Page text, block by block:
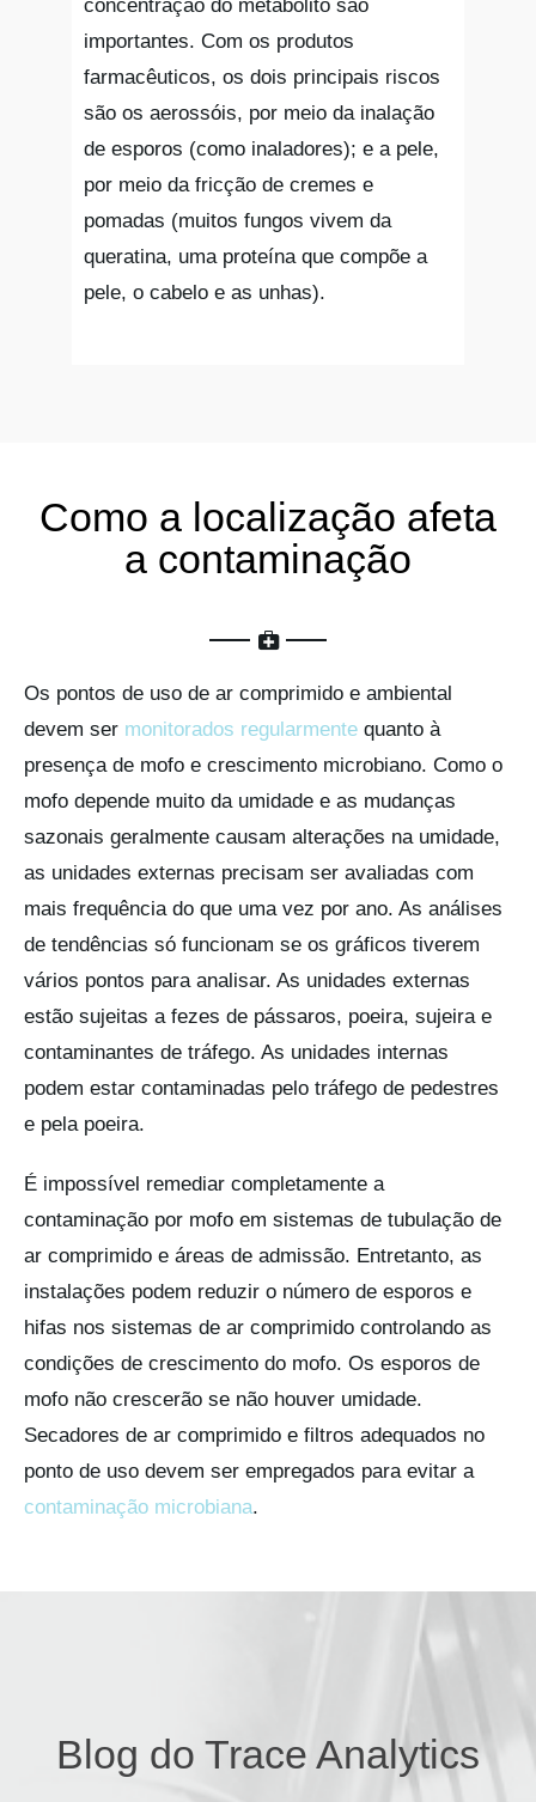
concentração do metabólito são
importantes. Com os produtos
farmacêuticos, os dois principais riscos
são os aerossóis, por meio da inalação
de esporos (como inaladores); e a pele,
por meio da fricção de cremes e
pomadas (muitos fungos vivem da
queratina, uma proteína que compõe a
pele, o cabelo e as unhas).
Como a localização afeta
a contaminação
Os pontos de uso de ar comprimido e ambiental
devem ser monitorados regularmentequanto à
presença de mofo e crescimento microbiano. Como o
mofo depende muito da umidade e as mudanças
sazonais geralmente causam alterações na umidade,
as unidades externas precisam ser avaliadas com
mais frequência do que uma vez por ano. As análises
de tendências só funcionam se os gráficos tiverem
vários pontos para analisar. As unidades externas
estão sujeitas a fezes de pássaros, poeira, sujeira e
contaminantes de tráfego. As unidades internas
podem estar contaminadas pelo tráfego de pedestres
e pela poeira.
É impossível remediar completamente a
contaminação por mofo em sistemas de tubulação de
ar comprimido e áreas de admissão. Entretanto, as
instalações podem reduzir o número de esporos e
hifas nos sistemas de ar comprimido controlando as
condições de crescimento do mofo. Os esporos de
mofo não crescerão se não houver umidade.
Secadores de ar comprimido e filtros adequados no
ponto de uso devem ser empregados para evitar a
contaminação microbiana.
Blog do Trace Analytics